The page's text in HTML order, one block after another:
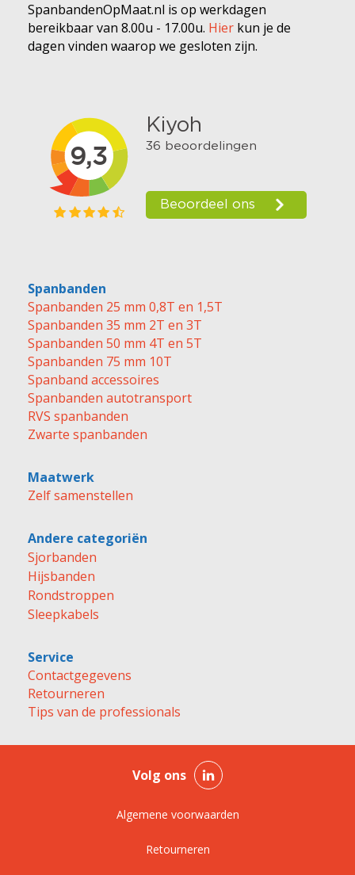
SpanbandenOpMaat.nl is op werkdagen
bereikbaar van 8.00u - 17.00u. Hier kun je de
dagen vinden waarop we gesloten zijn.
Spanbanden
Spanbanden 25 mm 0,8T en 1,5T
Spanbanden 35 mm 2T en 3T
Spanbanden 50 mm 4T en 5T
Spanbanden 75 mm 10T
Spanband accessoires
Spanbanden autotransport
RVS spanbanden
Zwarte spanbanden
Maatwerk
Zelf samenstellen
Andere categoriën
Sjorbanden
Hijsbanden
Rondstroppen
Sleepkabels
Service
Contactgegevens
Retourneren
Tips van de professionals
Volg ons
Algemene voorwaarden
Retourneren